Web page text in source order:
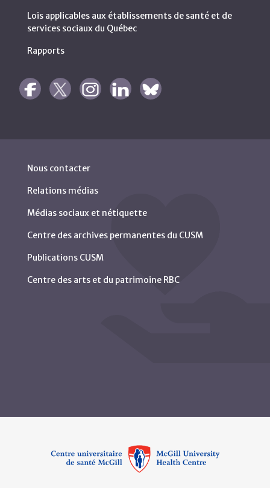
Lois applicables aux établissements de santé et de
services sociaux du Québec
Rapports
Nous contacter
Relations médias
Médias sociaux et nétiquette
Centre des archives permanentes du CUSM
Publications CUSM
Centre des arts et du patrimoine RBC